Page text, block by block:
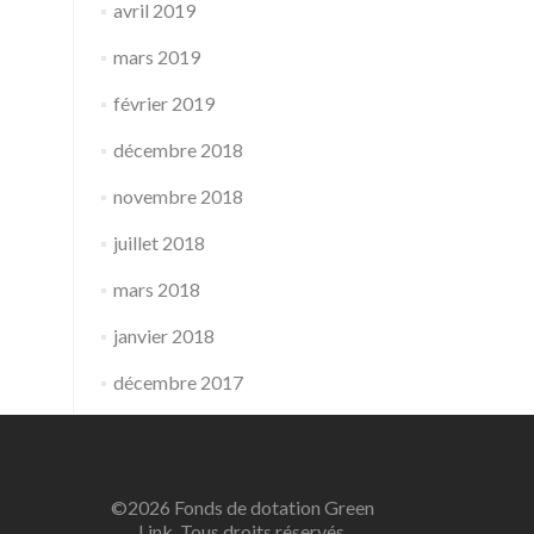
avril 2019
mars 2019
février 2019
décembre 2018
novembre 2018
juillet 2018
mars 2018
janvier 2018
décembre 2017
©2026 Fonds de dotation Green